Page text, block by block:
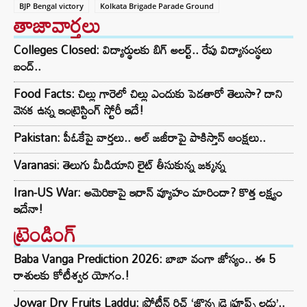
BJP Bengal victory
Kolkata Brigade Parade Ground
తాజావార్తలు
Colleges Closed: విద్యార్థులకు బిగ్ అలర్ట్.. రేపు విద్యాసంస్థలు
బంద్..
Food Facts: చిల్లు గారెలో చిల్లు ఎందుకు పెడతారో తెలుసా? దాని
వెనక ఉన్న ఇంట్రెస్టింగ్ స్టోరీ ఇదే!
Pakistan: పీఓకేపై వార్తలు.. అల్ జజీరాపై పాకిస్తాన్ ఆంక్షలు..
Varanasi: తెలుగు మీడియాని లైట్ తీసుకున్న జక్కన్న
Iran-US War: అమెరికాపై ఇరాన్ వ్యూహం మారిందా? కొత్త లక్ష్యం
ఇదేనా!
ట్రెండింగ్‌
Baba Vanga Prediction 2026: బాబా వంగా జోస్యం.. ఈ 5
రాశులకు కోటీశ్వర యోగం.!